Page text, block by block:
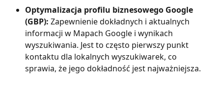
Optymalizacja profilu biznesowego Google
(GBP): Zapewnienie dokładnych i aktualnych
informacji w Mapach Google i wynikach
wyszukiwania. Jest to często pierwszy punkt
kontaktu dla lokalnych wyszukiwarek, co
sprawia, że jego dokładność jest najważniejsza.